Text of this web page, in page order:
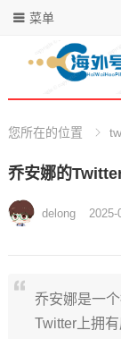
菜单
您所在的位置
乔安娜的
delong 2025-
乔安娜是一
Twitter上拥